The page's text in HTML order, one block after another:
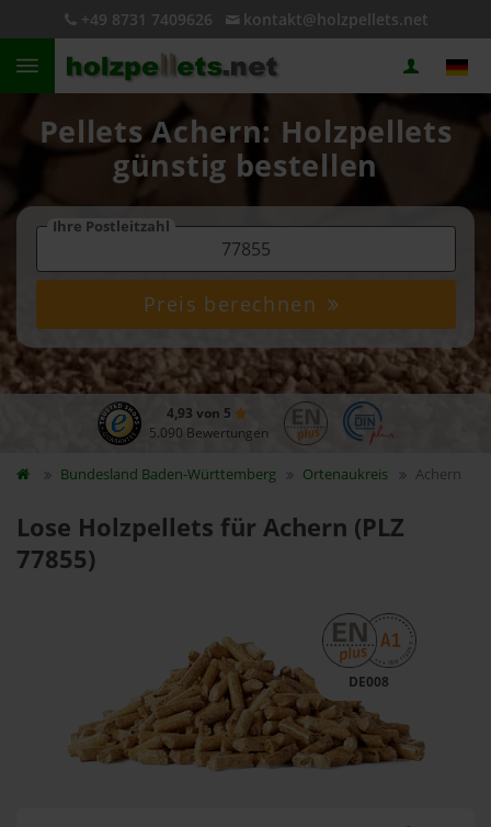
+49 8731 7409626 kontakt@holzpellets.net
Pellets Achern: Holzpellets
günstig bestellen
Ihre Postleitzahl
Preis berechnen
4,93 von 5
5.090 Bewertungen
Bundesland Baden-Württemberg Ortenaukreis Achern
Lose Holzpellets für Achern (PLZ
77855)
DE008